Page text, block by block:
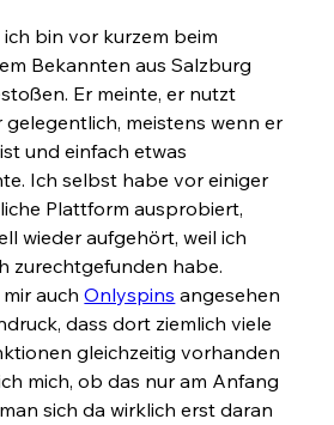
ich bin vor kurzem beim
Bekannten aus Salzburg
Er meinte, er nutzt
gelegentlich, meistens wenn er
und einfach etwas
Ich selbst habe vor einiger
Plattform ausprobiert,
wieder aufgehört, weil ich
zurechtgefunden habe.
mir auch Onlyspins angesehen
dass dort ziemlich viele
gleichzeitig vorhanden
mich, ob das nur am Anfang
sich da wirklich erst daran